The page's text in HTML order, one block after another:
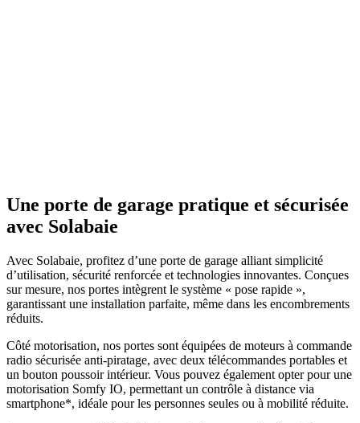
Une porte de garage pratique et sécurisée
avec Solabaie
Avec Solabaie, profitez d’une porte de garage alliant simplicité
d’utilisation, sécurité renforcée et technologies innovantes. Conçues
sur mesure, nos portes intègrent le système « pose rapide »,
garantissant une installation parfaite, même dans les encombrements
réduits.
Côté motorisation, nos portes sont équipées de moteurs à commande
radio sécurisée anti-piratage, avec deux télécommandes portables et
un bouton poussoir intérieur. Vous pouvez également opter pour une
motorisation Somfy IO, permettant un contrôle à distance via
smartphone*, idéale pour les personnes seules ou à mobilité réduite.